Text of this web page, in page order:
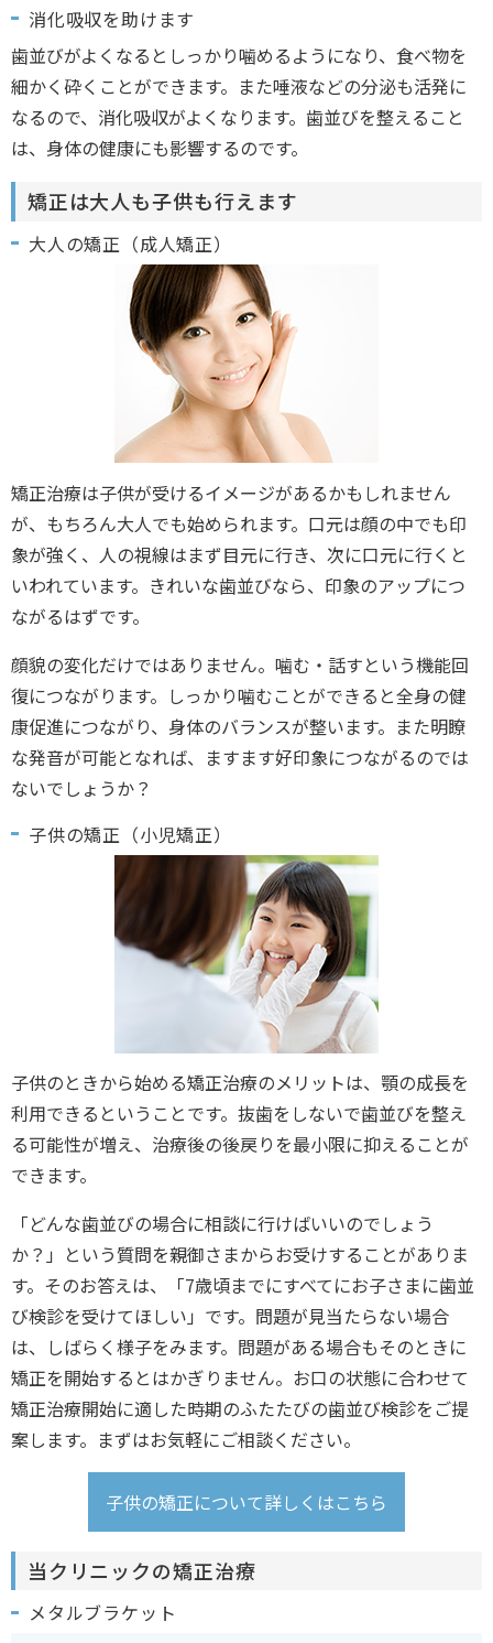
消化吸収を助けます
歯並びがよくなるとしっかり噛めるようになり、食べ物を
細かく砕くことができます。また唾液などの分泌も活発に
なるので、消化吸収がよくなります。歯並びを整えること
は、身体の健康にも影響するのです。
矯正は大人も子供も行えます
大人の矯正（成人矯正）
矯正治療は子供が受けるイメージがあるかもしれません
が、もちろん大人でも始められます。口元は顔の中でも印
象が強く、人の視線はまず目元に行き、次に口元に行くと
いわれています。きれいな歯並びなら、印象のアップにつ
ながるはずです。
顔貌の変化だけではありません。噛む・話すという機能回
復につながります。しっかり噛むことができると全身の健
康促進につながり、身体のバランスが整います。また明瞭
な発音が可能となれば、ますます好印象につながるのでは
ないでしょうか？
子供の矯正（小児矯正）
子供のときから始める矯正治療のメリットは、顎の成長を
利用できるということです。抜歯をしないで歯並びを整え
る可能性が増え、治療後の後戻りを最小限に抑えることが
できます。
「どんな歯並びの場合に相談に行けばいいのでしょう
か？」という質問を親御さまからお受けすることがありま
す。そのお答えは、「7歳頃までにすべてにお子さまに歯並
び検診を受けてほしい」です。問題が見当たらない場合
は、しばらく様子をみます。問題がある場合もそのときに
矯正を開始するとはかぎりません。お口の状態に合わせて
矯正治療開始に適した時期のふたたびの歯並び検診をご提
案します。まずはお気軽にご相談ください。
子供の矯正について詳しくはこちら
当クリニックの矯正治療
メタルブラケット